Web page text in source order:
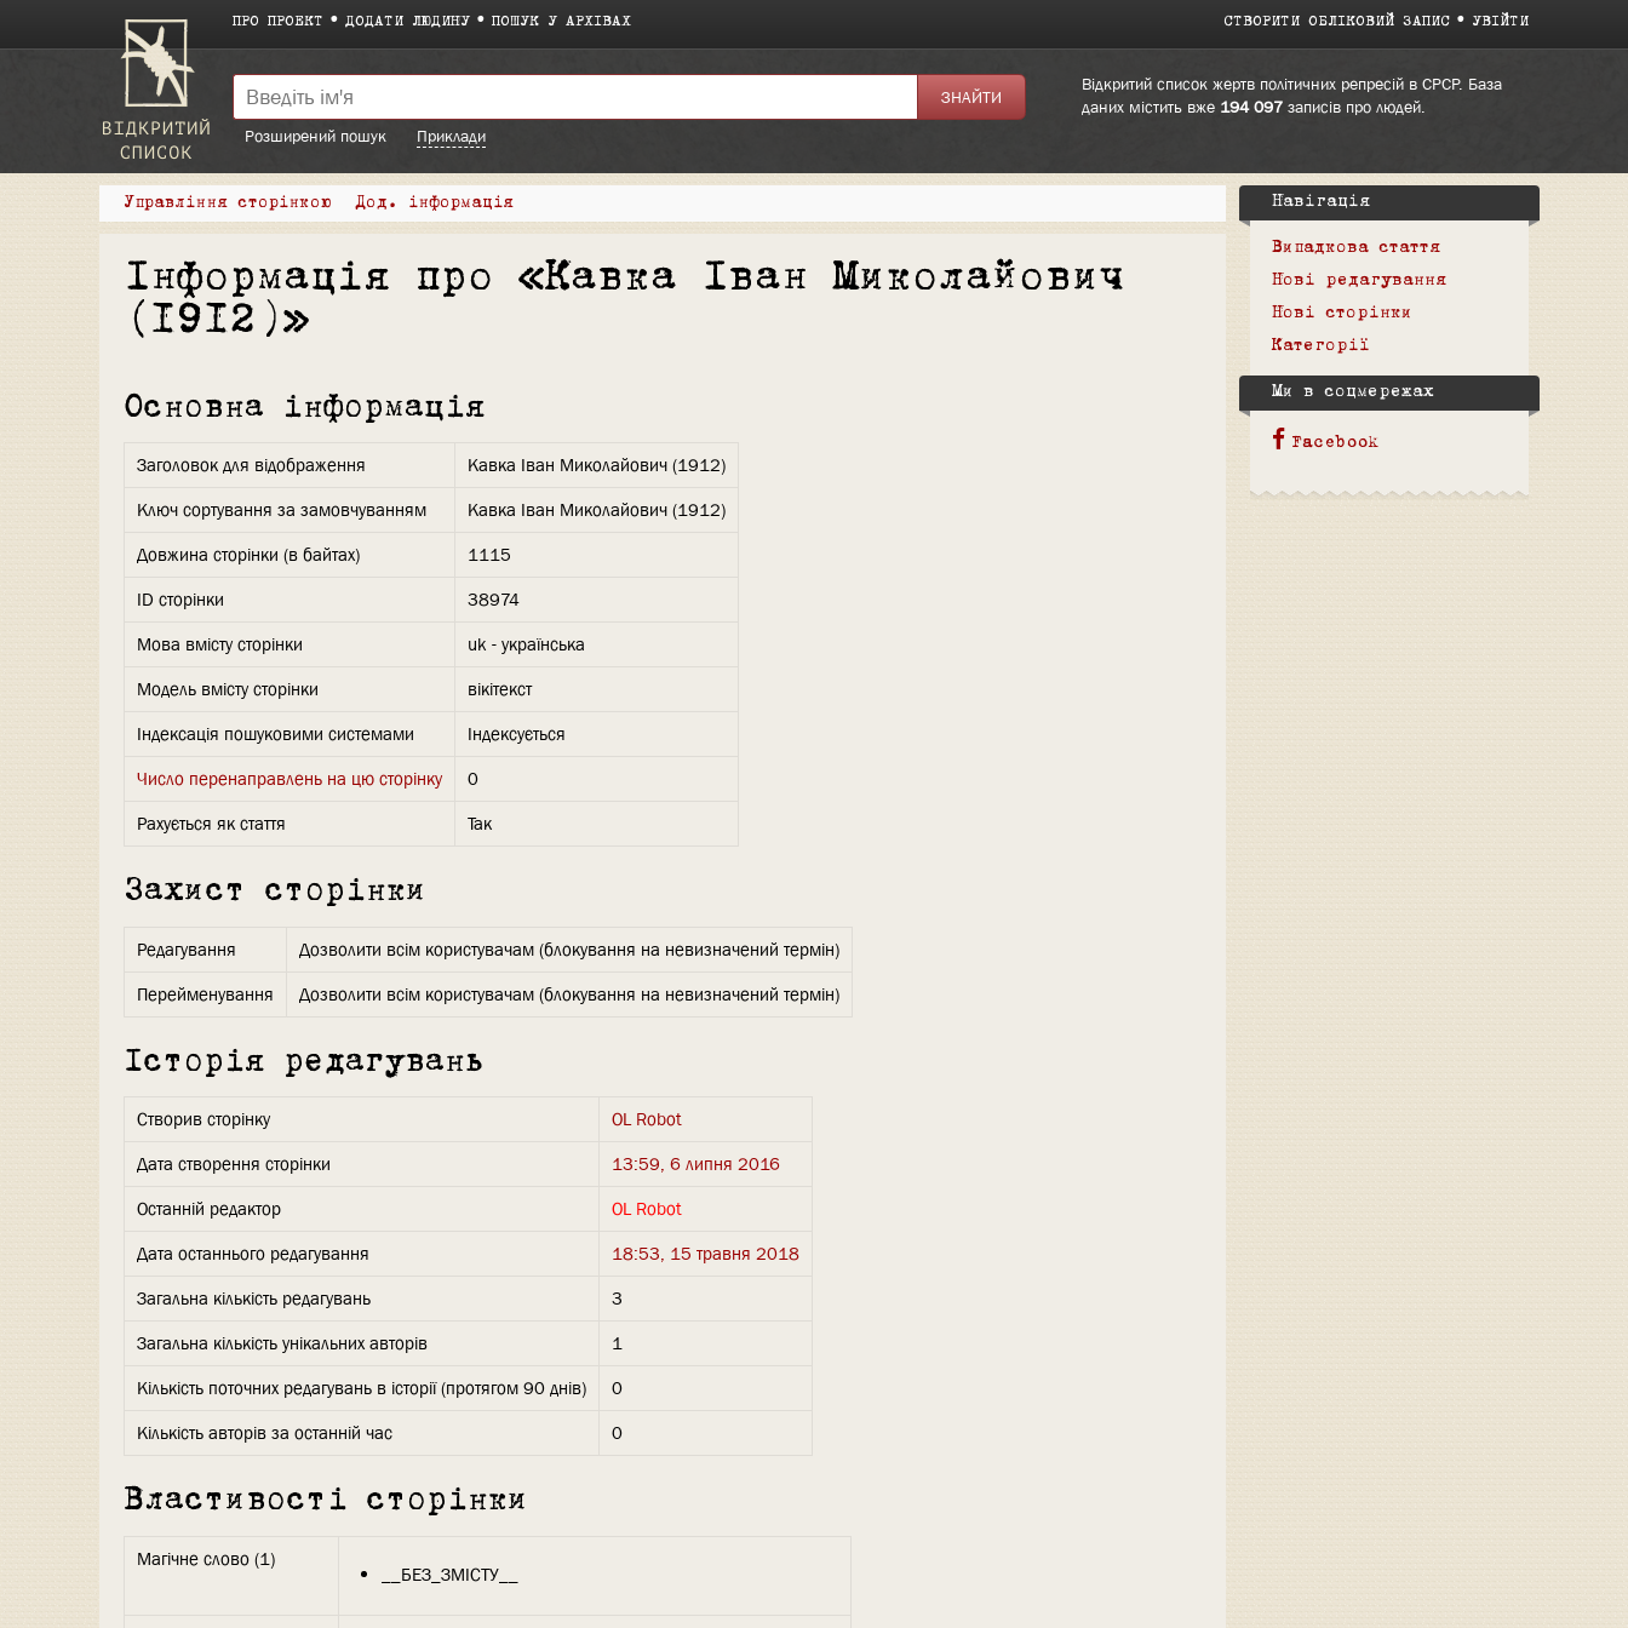
ПРО ПРОЕКТ ДОДАТИ ЛЮДИНУ ПОШУК У АРХІВАХ СТВОРИТИ ОБЛІКОВИЙ ЗАПИС УВІЙТИ
Відкритий список жертв політичних репресій в СРСР. База
даних містить вже 194 097записів про людей.
Розширений пошук
Приклади
Управління сторінкою Дод. інформація
Інформація про «Кавка Іван Миколайович
(1912)»
Основна інформація
Заголовок для відображення
Кавка Іван Миколайович (1912)
Ключ сортування за замовчуванням
Кавка Іван Миколайович (1912)
Довжина сторінки (в байтах)
1115
ID сторінки
38974
Мова вмісту сторінки
uk - українська
Модель вмісту сторінки
вікітекст
Індексація пошуковими системами
Індексується
Число перенаправлень на цю сторінку
0
Рахується як стаття
Так
Захист сторінки
Редагування
Дозволити всім користувачам (блокування на невизначений термін)
Перейменування
Дозволити всім користувачам (блокування на невизначений термін)
Історія редагувань
Створив сторінку
OL Robot
Дата створення сторінки
13:59, 6 липня 2016
Останній редактор
OL Robot
Дата останнього редагування
18:53, 15 травня 2018
Загальна кількість редагувань
3
Загальна кількість унікальних авторів
1
Кількість поточних редагувань в історії (протягом 90 днів)
0
Кількість авторів за останній час
0
Властивості сторінки
Магічне слово (1)
__БЕЗ_ЗМІСТУ__
Навігація
Випадкова стаття
Нові редагування
Нові сторінки
Категорії
Ми в соцмережах
Facebook